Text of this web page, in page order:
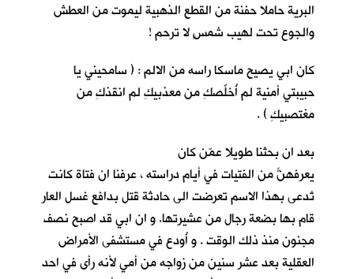
البرية حاملا حفنة من القطع الذهبية ليموت من العطش
والجوع تحت لهيب شمسٍ لا ترحم !
كان ابي يصيح ماسكا راسه من الالم : ( سامحيني يا
حبيبتي أمنية لم أُخلِّصكِ من معذبيكِ لم انقذكِ من
مغتصبيكِ ) .
بعد ان بحثنا طويلا عمّن كان
يعرفهنّ من الفتيات في أيام دراسته ، عرفنا ان فتاةً كانت
تُدعى بهذا الاسم تعرضت الى حادثة قتل بدافع غسل العار
قام بها بضعة رجال من عشيرتها. و ان ابي قد اصبح نصف
مجنون منذ ذلك الوقت . و أُودع في مستشفى الأمراض
العقلية بعد عشر سنين من زواجه من أمي لأنه رأى في احد